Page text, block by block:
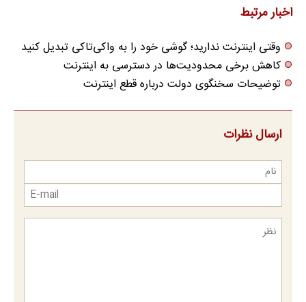
اخبار مرتبط
وقتی اینترنت ندارید؛ گوشی خود را به واکی‌تاکی تبدیل کنید
کاهش برخی محدودیت‌ها در دسترسی به اینترنت
توضیحات سخنگوی دولت درباره قطع اینترنت
ارسال نظرات